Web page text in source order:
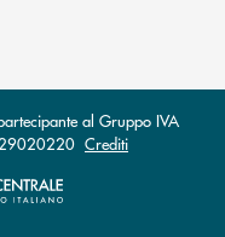
al Gruppo IVA
Crediti